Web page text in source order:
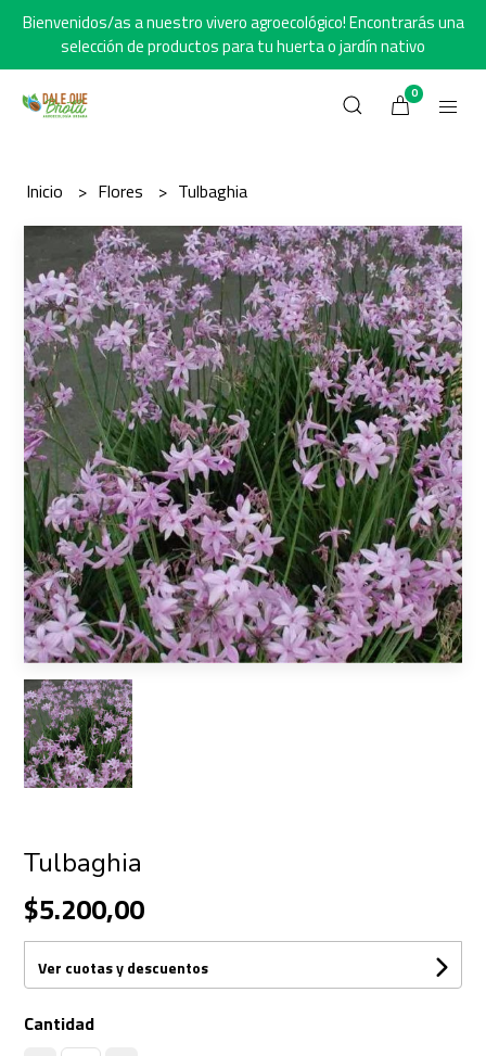
Bienvenidos/as a nuestro vivero agroecológico! Encontrarás una
selección de productos para tu huerta o jardín nativo
0
Inicio Flores Tulbaghia
Tulbaghia
$5.200,00
Ver cuotas y descuentos
Cantidad